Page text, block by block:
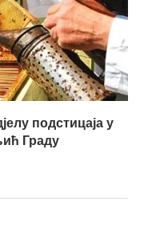
подстицаја у
Граду